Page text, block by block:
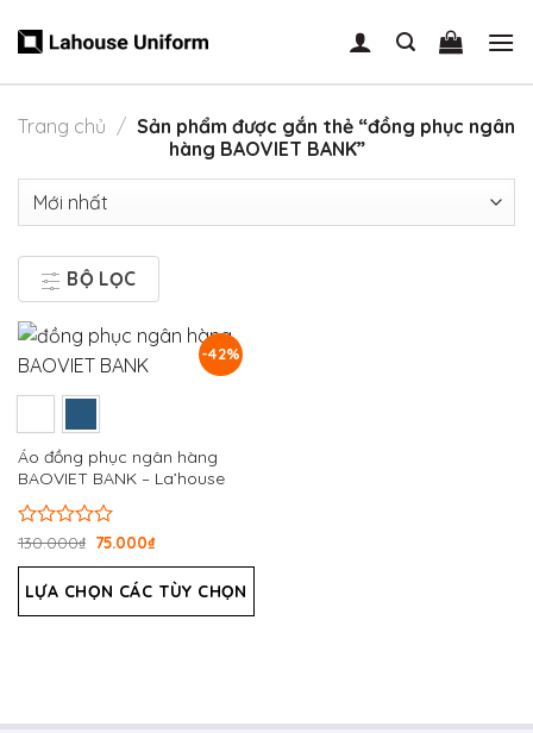
Trang chủ / Sản phẩm được gắn thẻ “đồng phục ngân
hàng BAOVIET BANK”
BỘ LỌC
-42%
Áo đồng phục ngân hàng
BAOVIET BANK – La’house
Uniform
Được
hạng
0
5
130.000₫ 75.000₫
LỰA CHỌN CÁC TÙY CHỌN